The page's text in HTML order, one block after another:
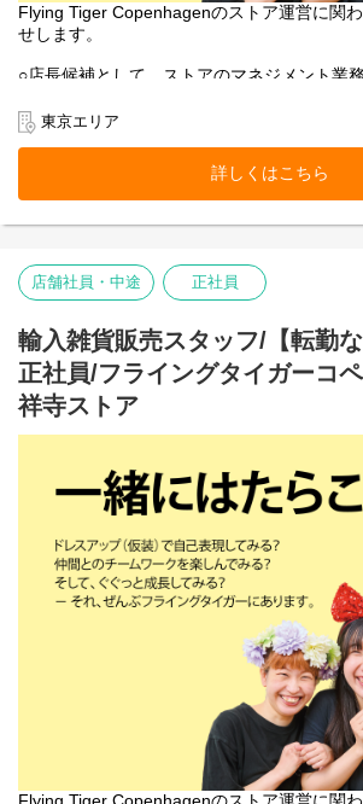
Flying Tiger Copenhagenのストア運営に関
せします。
○店長候補として、ストアのマネジメント業
○採用/教育全般
○ストア業務管理
-品出し
-ディスプレイ
-在庫管理・発注・検品
フライング タイガー コペンハーゲンの店内
くつかのエリアに分かれています。
各エリアの責任者がカテゴリーマネージャー
す。
入社後は、まずカテゴリーマネージャーを目
本店所在地及び本社・営業本部：
東京エリア
詳しくはこちら
店舗社員・中途 正社員
輸入雑貨販売スタッフ/【転勤
正社員/フライングタイガーコ
祥寺ストア
Flying Tiger Copenhagenのストア運営に関